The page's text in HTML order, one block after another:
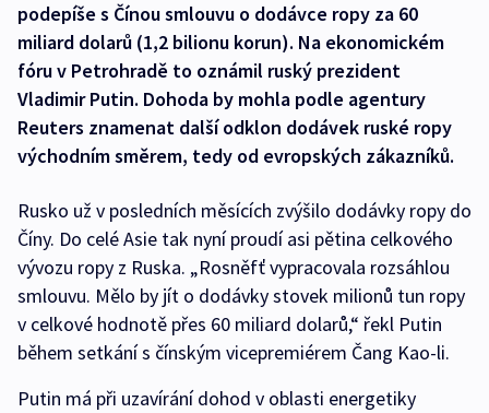
podepíše s Čínou smlouvu o dodávce ropy za 60
miliard dolarů (1,2 bilionu korun). Na ekonomickém
fóru v Petrohradě to oznámil ruský prezident
Vladimir Putin. Dohoda by mohla podle agentury
Reuters znamenat další odklon dodávek ruské ropy
východním směrem, tedy od evropských zákazníků.
Rusko už v posledních měsících zvýšilo dodávky ropy do
Číny. Do celé Asie tak nyní proudí asi pětina celkového
vývozu ropy z Ruska. „Rosněfť vypracovala rozsáhlou
smlouvu. Mělo by jít o dodávky stovek milionů tun ropy
v celkové hodnotě přes 60 miliard dolarů,“ řekl Putin
během setkání s čínským vicepremiérem Čang Kao-li.
Putin má při uzavírání dohod v oblasti energetiky